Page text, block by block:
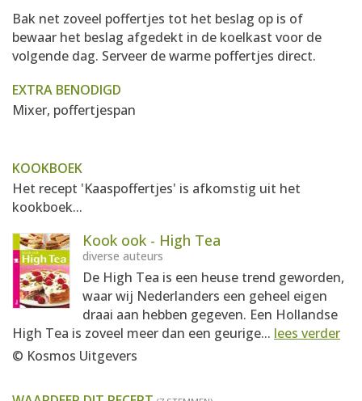
Bak net zoveel poffertjes tot het beslag op is of
bewaar het beslag afgedekt in de koelkast voor de
volgende dag. Serveer de warme poffertjes direct.
EXTRA BENODIGD
Mixer, poffertjespan
KOOKBOEK
Het recept 'Kaaspoffertjes' is afkomstig uit het
kookboek...
Kook ook - High Tea
diverse auteurs
De High Tea is een heuse trend geworden,
waar wij Nederlanders een geheel eigen
draai aan hebben gegeven. Een Hollandse
High Tea is zoveel meer dan een geurige... lees verder
© Kosmos Uitgevers